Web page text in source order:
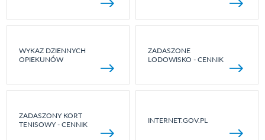
WYKAZ DZIENNYCH
OPIEKUNÓW
ZADASZONE
LODOWISKO - CENNIK
ZADASZONY KORT
TENISOWY - CENNIK
INTERNET.GOV.PL